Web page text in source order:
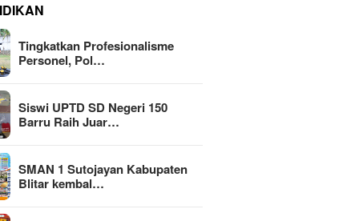
Tingkatkan Profesionalisme
Personel, Pol…
Siswi UPTD SD Negeri 150
Barru Raih Juar…
SMAN 1 Sutojayan Kabupaten
Blitar kembal…